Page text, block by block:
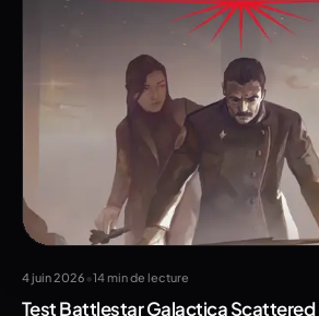
4 juin 2026 •14 min de lecture
Test Battlestar Galactica Scattered